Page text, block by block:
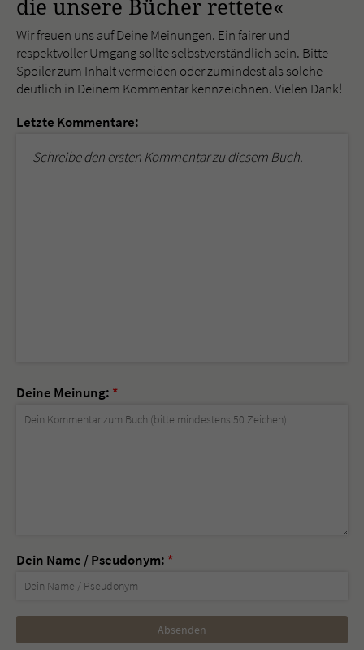
die unsere Bücher rettete«
Wir freuen uns auf Deine Meinungen. Ein fairer und
respektvoller Umgang sollte selbstverständlich sein. Bitte
Spoiler zum Inhalt vermeiden oder zumindest als solche
deutlich in Deinem Kommentar kennzeichnen. Vielen Dank!
Letzte Kommentare:
Schreibe den ersten Kommentar zu diesem Buch.
Deine Meinung: *
Dein Name / Pseudonym: *
Nicht
ausfüllen!